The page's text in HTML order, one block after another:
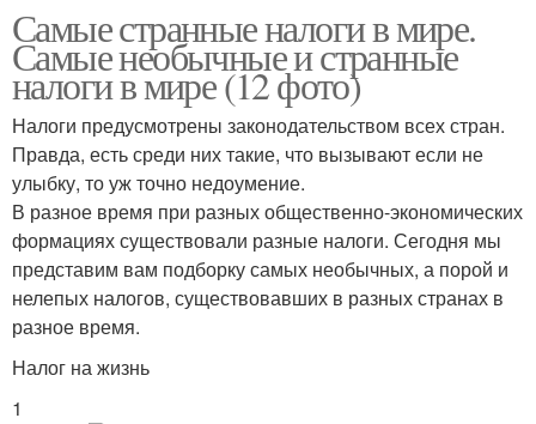
Самые странные налоги в мире.
Самые необычные и странные
налоги в мире (12 фото)
Налоги предусмотрены законодательством всех стран.
Правда, есть среди них такие, что вызывают если не
улыбку, то уж точно недоумение.
В разное время при разных общественно-экономических
формациях существовали разные налоги. Сегодня мы
представим вам подборку самых необычных, а порой и
нелепых налогов, существовавших в разных странах в
разное время.
Налог на жизнь
1